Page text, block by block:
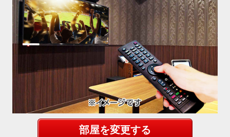
部屋を変更する